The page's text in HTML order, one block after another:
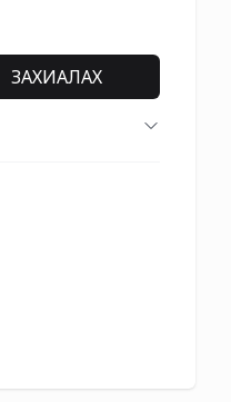
ЗАХИАЛАХ